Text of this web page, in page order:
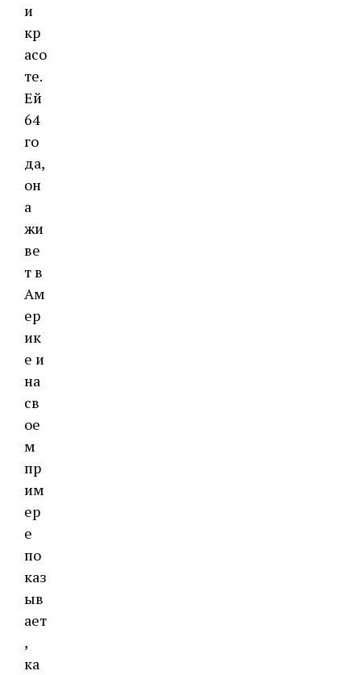
и
кр
асо
те.
Ей
64
го
да,
он
а
жи
ве
т в
Ам
ер
ик
е и
на
св
ое
м
пр
им
ер
е
по
каз
ыв
ает
,
ка